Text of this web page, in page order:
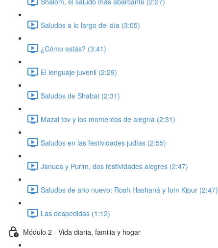
Saludos a lo largo del día (3:05)
¿Cómo estás? (3:41)
El lenguaje juvenil (2:29)
Saludos de Shabat (2:31)
Mazal tov y los momentos de alegría (2:31)
Saludos en las festividades judías (2:55)
Januca y Purim, dos festividades alegres (2:47)
Saludos de año nuevo: Rosh Hashaná y Iom Kipur (2:47)
Las despedidas (1:12)
Módulo 2 - Vida diaria, familia y hogar